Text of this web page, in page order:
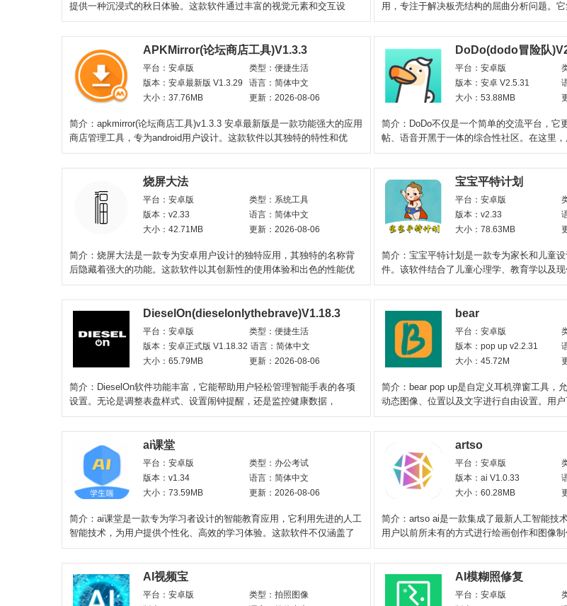
提供一种沉浸式的秋日体验。这款软件通过丰富的视觉元素和交互设
计，让用户仿佛置身
用，专注于解决板壳结构的屈曲分析问题。
法和丰富的
APKMirror(论坛商店工具)V1.3.3
平台：安卓版
类型：便捷生活
版本：安卓最新版 V1.3.29
语言：简体中文
大小：37.76MB
更新：2026-08-06
简介：apkmirror(论坛商店工具)v1.3.3 安卓最新版是一款功能强大的应用
商店管理工具，专为android用户设计。这款软件以其独特的特性和优
势，在众多的
DoDo(dodo冒险队
平台：安卓版
版本：安卓 V2.5.31
大小：53.88MB
简介：DoDo不仅是一个简单的交流平台，它
帖、语音开黑于一体的综合性社区。在这里
己的超级群，享受多频
烧屏大法
平台：安卓版
类型：系统工具
版本：v2.33
语言：简体中文
大小：42.71MB
更新：2026-08-06
简介：烧屏大法是一款专为安卓用户设计的独特应用，其独特的名称背
后隐藏着强大的功能。这款软件以其创新性的使用体验和出色的性能优
化，在众多安卓应
宝宝平特计划
平台：安卓版
版本：v2.33
大小：78.63MB
简介：宝宝平特计划是一款专为家长和儿童
件。该软件结合了儿童心理学、教育学以及
一个安全、有趣且
DieselOn(dieselonlythebrave)V1.18.3
平台：安卓版
类型：便捷生活
版本：安卓正式版 V1.18.32 语言：简体中文
大小：65.79MB
更新：2026-08-06
简介：DieselOn软件功能丰富，它能帮助用户轻松管理智能手表的各项
设置。无论是调整表盘样式、设置闹钟提醒，还是监控健康数据，
DieselOn都能一键搞定。
bear
平台：安卓版
版本：pop up v2.2.31
大小：45.72M
简介：bear pop up是自定义耳机弹窗工具，
动态图像、位置以及文字进行自由设置。用
松打造出个性化
ai课堂
平台：安卓版
类型：办公考试
版本：v1.34
语言：简体中文
大小：73.59MB
更新：2026-08-06
简介：ai课堂是一款专为学习者设计的智能教育应用，它利用先进的人工
智能技术，为用户提供个性化、高效的学习体验。这款软件不仅涵盖了
各个学科领域的
artso
平台：安卓版
版本：ai V1.0.33
大小：60.28MB
简介：artso ai是一款集成了最新人工智能技
用户以前所未有的方式进行绘画创作和图像
这款软件能够理
AI视频宝
平台：安卓版
类型：拍照图像
AI模糊照修复
平台：安卓版